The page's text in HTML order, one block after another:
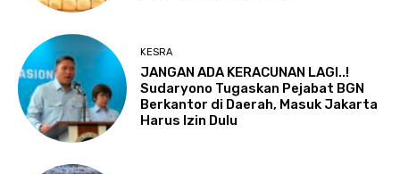
KESRA
JANGAN ADA KERACUNAN LAGI..!
Sudaryono Tugaskan Pejabat BGN
Berkantor di Daerah, Masuk Jakarta
Harus Izin Dulu